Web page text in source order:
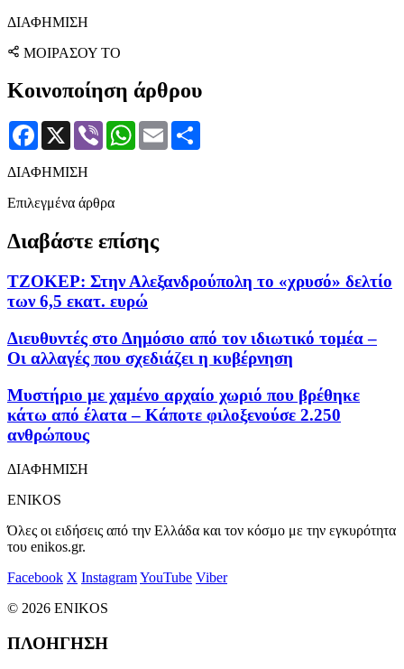
ΔΙΑΦΗΜΙΣΗ
ΜΟΙΡΑΣΟΥ ΤΟ
Κοινοποίηση άρθρου
Facebook
X Viber WhatsApp
Email
ΔΙΑΦΗΜΙΣΗ
Επιλεγμένα άρθρα
Διαβάστε επίσης
ΤΖΟΚΕΡ: Στην Αλεξανδρούπολη το «χρυσό» δελτίο
των 6,5 εκατ. ευρώ
Διευθυντές στο Δημόσιο από τον ιδιωτικό τομέα –
Οι αλλαγές που σχεδιάζει η κυβέρνηση
Μυστήριο με χαμένο αρχαίο χωριό που βρέθηκε
κάτω από έλατα – Κάποτε φιλοξενούσε 2.250
ανθρώπους
ΔΙΑΦΗΜΙΣΗ
ENIKOS
Όλες οι ειδήσεις από την Ελλάδα και τον κόσμο με την εγκυρότητα
του enikos.gr.
Facebook X InstagramYouTube Viber
© 2026 ENIKOS
ΠΛΟΗΓΗΣΗ